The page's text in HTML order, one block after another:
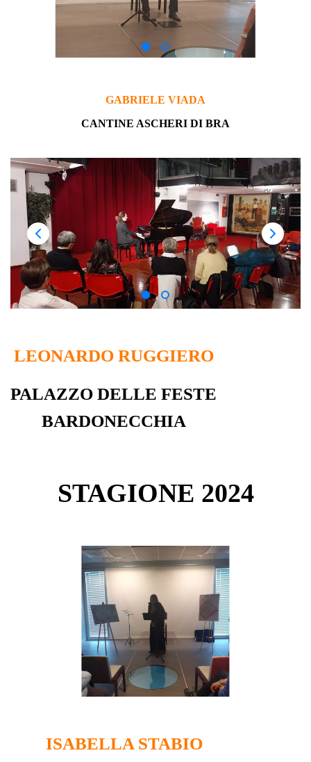
GABRIELE VIADA
CANTINE ASCHERI DI BRA
LEONARDO RUGGIERO
PALAZZO DELLE FESTE
BARDONECCHIA
STAGIONE 2024
ISABELLA STABIO